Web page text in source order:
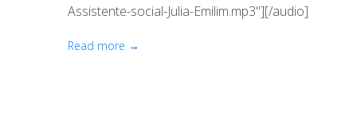
Assistente-social-Julia-Emilim.mp3"][/audio]
Read more →